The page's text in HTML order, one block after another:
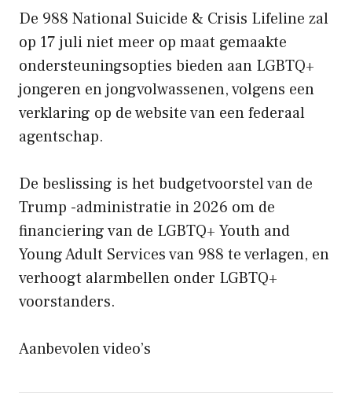
De 988 National Suicide & Crisis Lifeline zal
op 17 juli niet meer op maat gemaakte
ondersteuningsopties bieden aan LGBTQ+
jongeren en jongvolwassenen, volgens een
verklaring op de website van een federaal
agentschap.
De beslissing is het budgetvoorstel van de
Trump -administratie in 2026 om de
financiering van de LGBTQ+ Youth and
Young Adult Services van 988 te verlagen, en
verhoogt alarmbellen onder LGBTQ+
voorstanders.
Aanbevolen video’s